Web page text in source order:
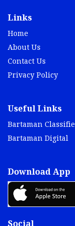
Links
Home
About Us
Contact Us
Privacy Policy
Useful Links
Bartaman
Bartaman Digital
Download App